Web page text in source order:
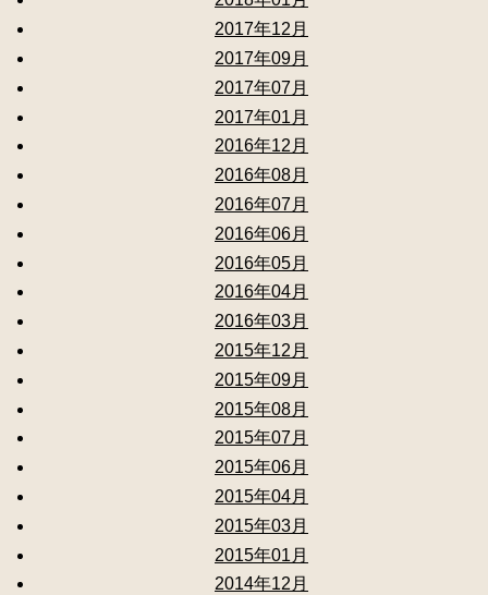
2017年12月
2017年09月
2017年07月
2017年01月
2016年12月
2016年08月
2016年07月
2016年06月
2016年05月
2016年04月
2016年03月
2015年12月
2015年09月
2015年08月
2015年07月
2015年06月
2015年04月
2015年03月
2015年01月
2014年12月